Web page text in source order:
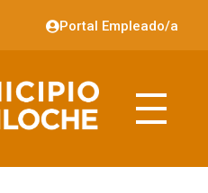
Portal Empleado/a